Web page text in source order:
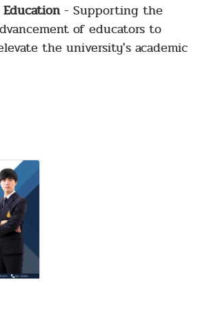
Education- Supporting the
of educators to
the university's academic